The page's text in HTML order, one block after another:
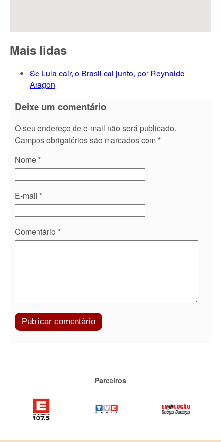
Mais lidas
Se Lula cair, o Brasil cai junto, por Reynaldo
Aragon
Deixe um comentário
O seu endereço de e-mail não será publicado.
Campos obrigatórios são marcados com *
Nome *
E-mail *
Comentário *
Parceiros